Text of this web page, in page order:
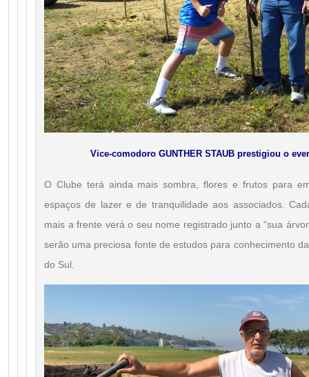
Vice-comodoro GUNTHER STAUB prestigiou o
O Clube terá ainda mais sombra, flores e frutos para
espaços de lazer e de tranquilidade aos associados.
mais a frente verá o seu nome registrado junto a “sua
serão uma preciosa fonte de estudos para conhecimento
do Sul.